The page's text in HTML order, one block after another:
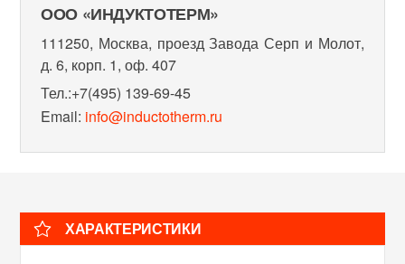
ООО «ИНДУКТОТЕРМ»
111250, Москва, проезд Завода Серп и Молот,
д. 6, корп. 1, оф. 407
Тел.:+7(495) 139-69-45
Email: info@inductotherm.ru
ХАРАКТЕРИСТИКИ